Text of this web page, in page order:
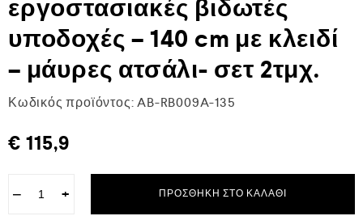
εργοστασιακές βιδωτές
υποδοχές – 140 cm με κλειδί
– μάυρες ατσάλι- σετ 2τμχ.
Κωδικός προϊόντος: AB-RB009A-135
€ 115,9
− + ΠΡΟΣΘΉΚΗ ΣΤΟ ΚΑΛΆΘΙ